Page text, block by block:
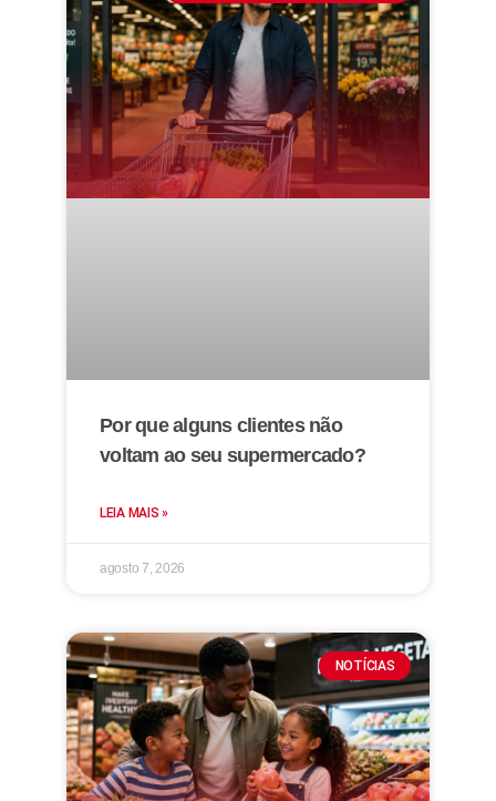
Por que alguns clientes não
voltam ao seu supermercado?
LEIA MAIS »
agosto 7, 2026
NOTÍCIAS